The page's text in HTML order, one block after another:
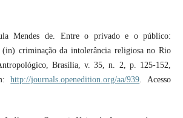
Mendes de. Entre o privado e o público:
(in) criminação da intolerância religiosa no Rio
Brasília, v. 35, n. 2, p. 125-152,
http://journals.openedition.org/aa/939 . Acesso